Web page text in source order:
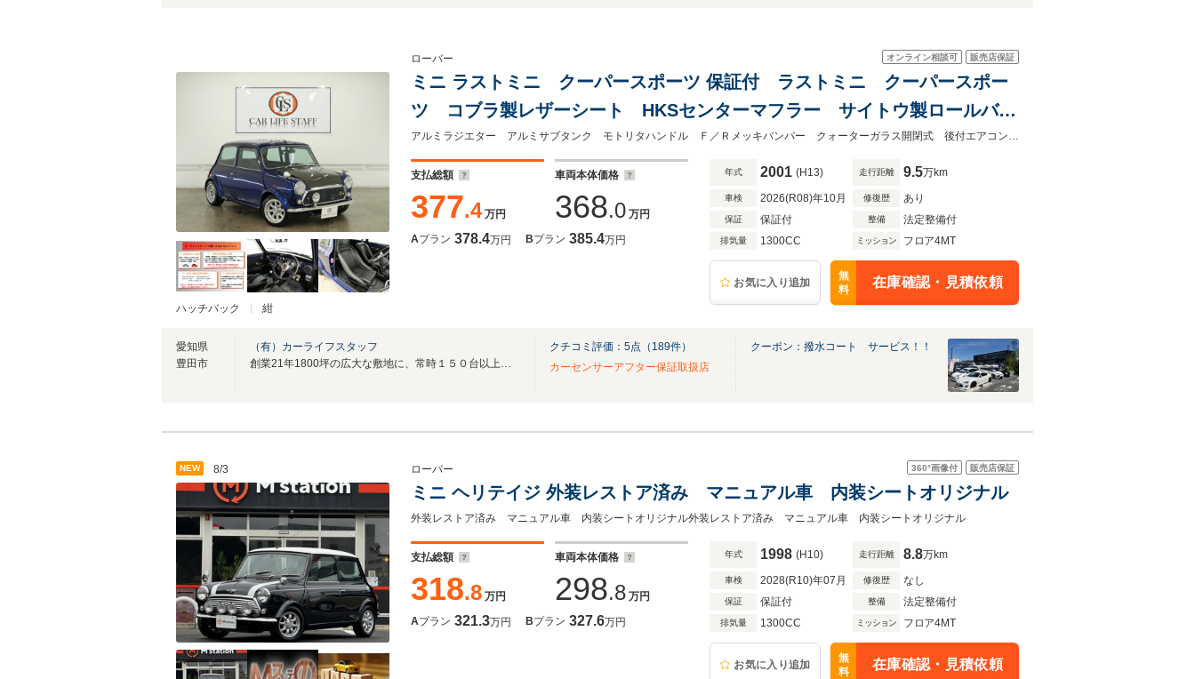
ハッチバック 紺
オンライン相談可 販売店保証
ローバー
ミニ ラストミニ クーパースポーツ 保証付 ラストミニ クーパースポー
ツ コブラ製レザーシート HKSセンターマフラー サイトウ製ロールバ
ー カヤバショック HKSエアクリーナー カーボンボンネット ミニマル
ヤマ13インチアルミホイール
アルミラジエター アルミサブタンク モトリタハンドル Ｆ／Ｒメッキバンパー クォーターガラス開閉式 後付エアコン ＥＴＣ ジョンローズサイドスカート ボンネット放熱仕様
支払総額
377.4 万円
車両本体価格
368.0 万円
Aプラン 378.4万円 Bプラン 385.4万円
年式 2001 (H13) 走行距離 9.5万km
車検 2026(R08)年10月 修復歴 あり
保証 保証付 整備 法定整備付
排気量 1300CC ミッション フロア4MT
お気に入り追加
無
料
在庫確認・見積依頼
愛知県
豊田市
（有）カーライフスタッフ
創業21年1800坪の広大な敷地に、常時１５０台以上の在庫車！高品質な車両のみ販売！
クチコミ評価： 5点（ 189件）
カーセンサーアフター保証取扱店
クーポン：撥水コート サービス！！
NEW 8/3 360°画像付 販売店保証
ローバー
ミニ ヘリテイジ 外装レストア済み マニュアル車 内装シートオリジナル
外装レストア済み マニュアル車 内装シートオリジナル外装レストア済み マニュアル車 内装シートオリジナル
支払総額
318.8 万円
車両本体価格
298.8 万円
Aプラン 321.3万円 Bプラン 327.6万円
年式 1998 (H10) 走行距離 8.8万km
車検 2028(R10)年07月 修復歴 なし
保証 保証付 整備 法定整備付
排気量 1300CC ミッション フロア4MT
お気に入り追加
無
料
在庫確認・見積依頼